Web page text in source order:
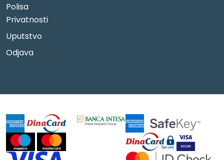
Polisa
Privatnosti
Uputstvo
Odjava